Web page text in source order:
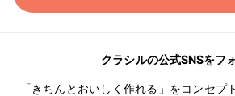
クラシルの公式SNSをフ
「きちんとおいしく作れる」をコンセプ